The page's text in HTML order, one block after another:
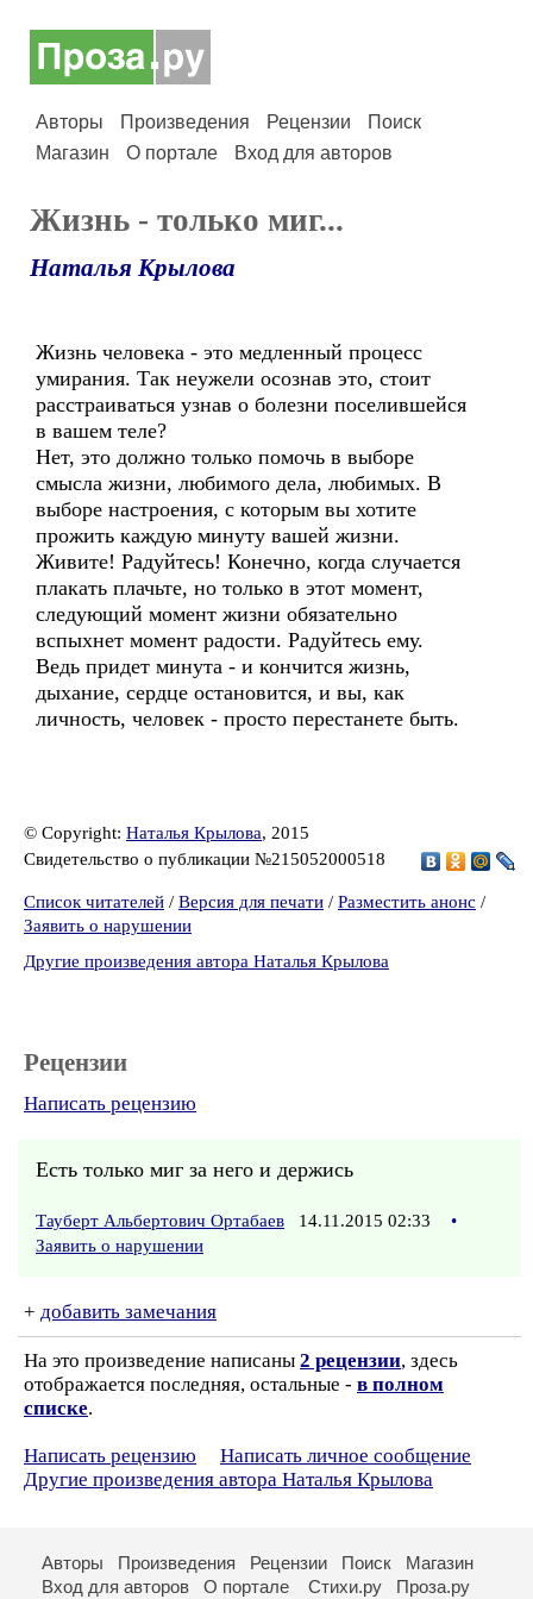
Авторы Произведения Рецензии
Поиск
Магазин
О портале Вход для авторов
Жизнь - только миг...
Наталья Крылова
Жизнь человека - это медленный процесс
умирания. Так неужели осознав это, стоит
расстраиваться узнав о болезни поселившейся
в вашем теле?
Нет, это должно только помочь в выборе
смысла жизни, любимого дела, любимых. В
выборе настроения, с которым вы хотите
прожить каждую минуту вашей жизни.
Живите! Радуйтесь! Конечно, когда случается
плакать плачьте, но только в этот момент,
следующий момент жизни обязательно
вспыхнет момент радости. Радуйтесь ему.
Ведь придет минута - и кончится жизнь,
дыхание, сердце остановится, и вы, как
личность, человек - просто перестанете быть.
© Copyright: Наталья Крылова, 2015
Свидетельство о публикации №215052000518
Список читателей / Версия для печати / Разместить анонс /
Заявить о нарушении
Другие произведения автора Наталья Крылова
Рецензии
Написать рецензию
Есть только миг за него и держись
Тауберт Альбертович Ортабаев 14.11.2015 02:33
•
Заявить о нарушении
+ добавить замечания
На это произведение написаны 2 рецензии, здесь
отображается последняя, остальные - в полном
списке.
Написать рецензию
Написать личное сообщение
Другие произведения автора Наталья Крылова
Авторы Произведения Рецензии Поиск
Магазин
Вход для авторов
О портале Стихи.ру Проза.ру